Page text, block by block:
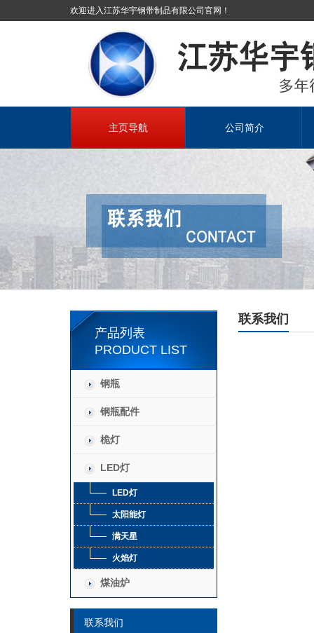
欢迎进入江苏华宇钢带制品有限公司官网！
主页导航 公司简介
产品列表
PRODUCT LIST
钢瓶
钢瓶配件
桅灯
LED灯
LED灯
太阳能灯
满天星
火焰灯
煤油炉
联系我们
联系我们